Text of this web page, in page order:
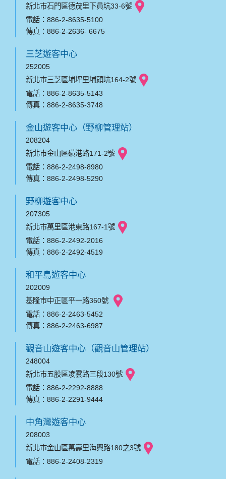
新北市石門區德茂里下員坑33-6號
電話：886-2-8635-5100
傳真：886-2-2636- 6675
三芝遊客中心
252005
新北市三芝區埔坪里埔頭坑164-2號
電話：886-2-8635-5143
傳真：886-2-8635-3748
金山遊客中心（野柳管理站）
208204
新北市金山區磺港路171-2號
電話：886-2-2498-8980
傳真：886-2-2498-5290
野柳遊客中心
207305
新北市萬里區港東路167-1號
電話：886-2-2492-2016
傳真：886-2-2492-4519
和平島遊客中心
202009
基隆市中正區平一路360號
電話：886-2-2463-5452
傳真：886-2-2463-6987
觀音山遊客中心（觀音山管理站）
248004
新北市五股區凌雲路三段130號
電話：886-2-2292-8888
傳真：886-2-2291-9444
中角灣遊客中心
208003
新北市金山區萬壽里海興路180之3號
電話：886-2-2408-2319